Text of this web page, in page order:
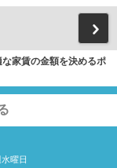
な家賃の金額を決めるポ
曜日